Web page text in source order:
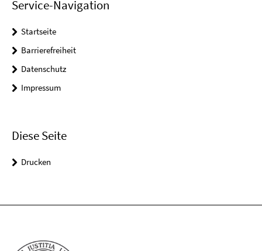
Service-Navigation
Startseite
Barrierefreiheit
Datenschutz
Impressum
Diese Seite
Drucken